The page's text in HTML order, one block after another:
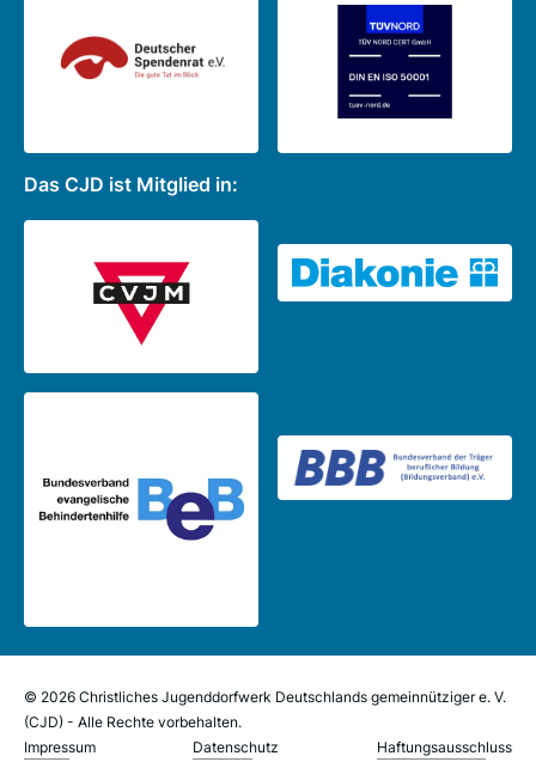
Das CJD ist Mitglied in:
© 2026 Christliches Jugenddorfwerk Deutschlands gemeinnütziger e. V.
(CJD) - Alle Rechte vorbehalten.
Impressum
Datenschutz Haftungsausschluss